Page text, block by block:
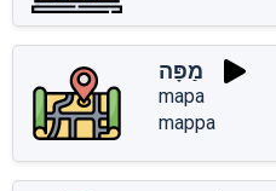
מַפָּה
mapa
mappa